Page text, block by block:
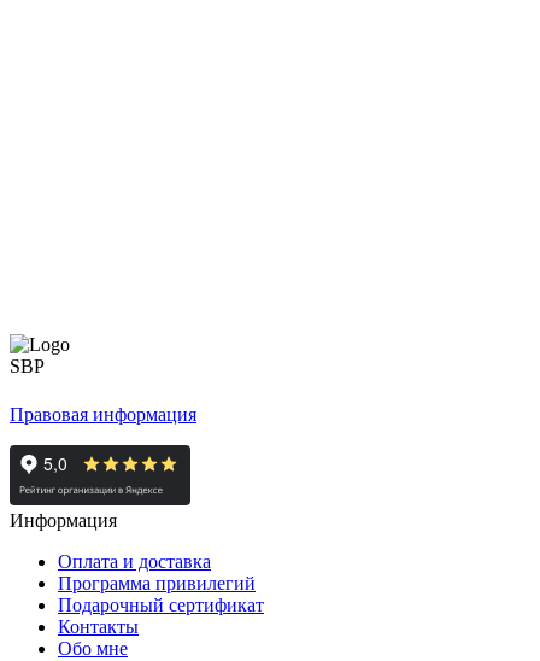
Правовая информация
Информация
Оплата и доставка
Программа привилегий
Подарочный сертификат
Контакты
Обо мне